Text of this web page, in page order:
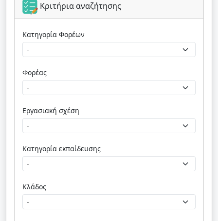
Κριτήρια αναζήτησης
Κατηγορία Φορέων
Φορέας
Εργασιακή σχέση
Κατηγορία εκπαίδευσης
Κλάδος